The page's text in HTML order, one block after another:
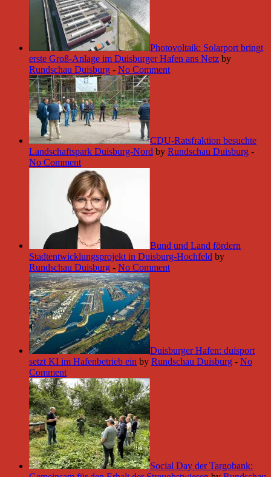
Photovoltaik: Solarport bringt
erste Groß-Anlage im Duisburger Hafen ans Netz by
Rundschau Duisburg - No Comment
CDU-Ratsfraktion besuchte
Landschaftspark Duisburg-Nord by Rundschau Duisburg -
No Comment
Bund und Land fördern
Stadtentwicklungsprojekt in Duisburg-Hochfeld by
Rundschau Duisburg - No Comment
Duisburger Hafen: duisport
setzt KI im Hafenbetrieb ein by Rundschau Duisburg - No
Comment
Social Day der Targobank: